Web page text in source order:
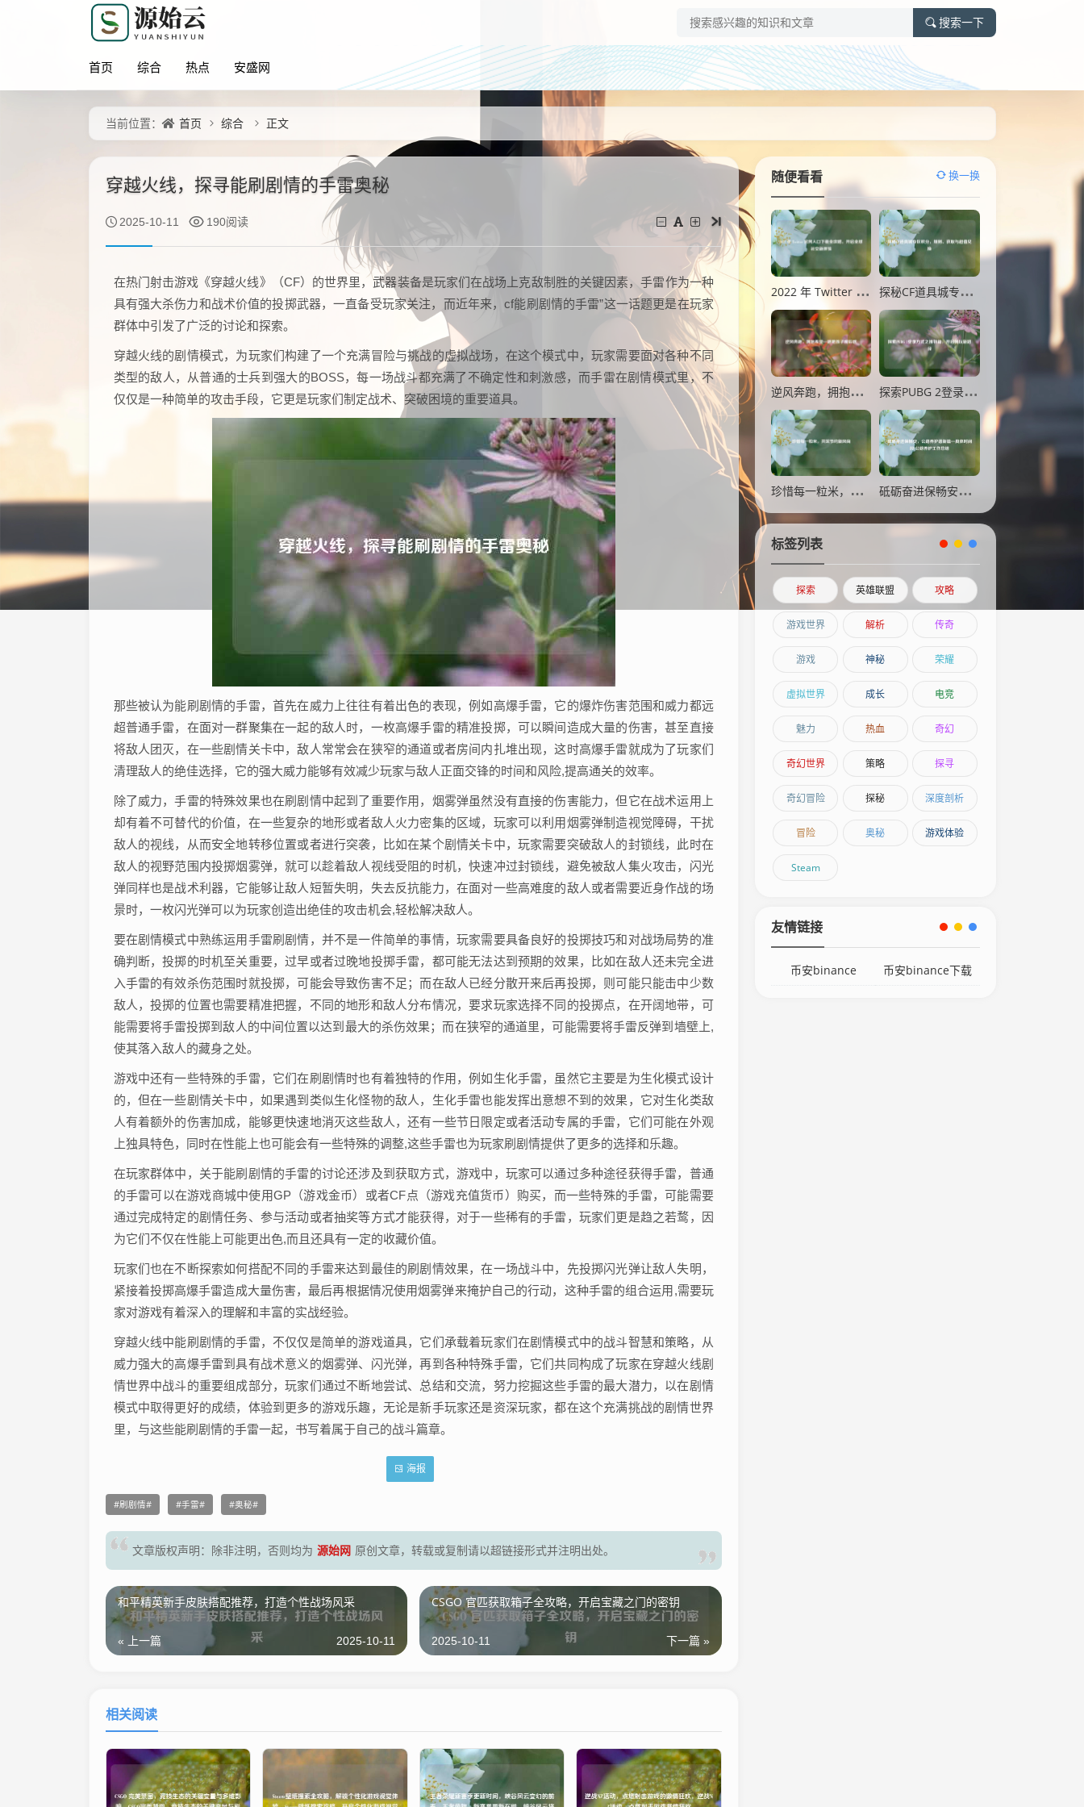
搜索一下
首页 综合 热点 安盛网
当前位置： 首页 综合 正文
穿越火线，探寻能刷剧情的手雷奥秘
2025-10-11 190阅读
在热门射击游戏《穿越火线》（CF）的世界里，武器装备是玩家们在战场上克敌制胜的关键因素，手雷作为一种
具有强大杀伤力和战术价值的投掷武器，一直备受玩家关注，而近年来，cf能刷剧情的手雷”这一话题更是在玩家
群体中引发了广泛的讨论和探索。
穿越火线的剧情模式，为玩家们构建了一个充满冒险与挑战的虚拟战场，在这个模式中，玩家需要面对各种不同
类型的敌人，从普通的士兵到强大的BOSS，每一场战斗都充满了不确定性和刺激感，而手雷在剧情模式里，不
仅仅是一种简单的攻击手段，它更是玩家们制定战术、突破困境的重要道具。
那些被认为能刷剧情的手雷，首先在威力上往往有着出色的表现，例如高爆手雷，它的爆炸伤害范围和威力都远
超普通手雷，在面对一群聚集在一起的敌人时，一枚高爆手雷的精准投掷，可以瞬间造成大量的伤害，甚至直接
将敌人团灭，在一些剧情关卡中，敌人常常会在狭窄的通道或者房间内扎堆出现，这时高爆手雷就成为了玩家们
清理敌人的绝佳选择，它的强大威力能够有效减少玩家与敌人正面交锋的时间和风险,提高通关的效率。
除了威力，手雷的特殊效果也在刷剧情中起到了重要作用，烟雾弹虽然没有直接的伤害能力，但它在战术运用上
却有着不可替代的价值，在一些复杂的地形或者敌人火力密集的区域，玩家可以利用烟雾弹制造视觉障碍，干扰
敌人的视线，从而安全地转移位置或者进行突袭，比如在某个剧情关卡中，玩家需要突破敌人的封锁线，此时在
敌人的视野范围内投掷烟雾弹，就可以趁着敌人视线受阻的时机，快速冲过封锁线，避免被敌人集火攻击，闪光
弹同样也是战术利器，它能够让敌人短暂失明，失去反抗能力，在面对一些高难度的敌人或者需要近身作战的场
景时，一枚闪光弹可以为玩家创造出绝佳的攻击机会,轻松解决敌人。
要在剧情模式中熟练运用手雷刷剧情，并不是一件简单的事情，玩家需要具备良好的投掷技巧和对战场局势的准
确判断，投掷的时机至关重要，过早或者过晚地投掷手雷，都可能无法达到预期的效果，比如在敌人还未完全进
入手雷的有效杀伤范围时就投掷，可能会导致伤害不足；而在敌人已经分散开来后再投掷，则可能只能击中少数
敌人，投掷的位置也需要精准把握，不同的地形和敌人分布情况，要求玩家选择不同的投掷点，在开阔地带，可
能需要将手雷投掷到敌人的中间位置以达到最大的杀伤效果；而在狭窄的通道里，可能需要将手雷反弹到墙壁上,
使其落入敌人的藏身之处。
游戏中还有一些特殊的手雷，它们在刷剧情时也有着独特的作用，例如生化手雷，虽然它主要是为生化模式设计
的，但在一些剧情关卡中，如果遇到类似生化怪物的敌人，生化手雷也能发挥出意想不到的效果，它对生化类敌
人有着额外的伤害加成，能够更快速地消灭这些敌人，还有一些节日限定或者活动专属的手雷，它们可能在外观
上独具特色，同时在性能上也可能会有一些特殊的调整,这些手雷也为玩家刷剧情提供了更多的选择和乐趣。
在玩家群体中，关于能刷剧情的手雷的讨论还涉及到获取方式，游戏中，玩家可以通过多种途径获得手雷，普通
的手雷可以在游戏商城中使用GP（游戏金币）或者CF点（游戏充值货币）购买，而一些特殊的手雷，可能需要
通过完成特定的剧情任务、参与活动或者抽奖等方式才能获得，对于一些稀有的手雷，玩家们更是趋之若鹜，因
为它们不仅在性能上可能更出色,而且还具有一定的收藏价值。
玩家们也在不断探索如何搭配不同的手雷来达到最佳的刷剧情效果，在一场战斗中，先投掷闪光弹让敌人失明，
紧接着投掷高爆手雷造成大量伤害，最后再根据情况使用烟雾弹来掩护自己的行动，这种手雷的组合运用,需要玩
家对游戏有着深入的理解和丰富的实战经验。
穿越火线中能刷剧情的手雷，不仅仅是简单的游戏道具，它们承载着玩家们在剧情模式中的战斗智慧和策略，从
威力强大的高爆手雷到具有战术意义的烟雾弹、闪光弹，再到各种特殊手雷，它们共同构成了玩家在穿越火线剧
情世界中战斗的重要组成部分，玩家们通过不断地尝试、总结和交流，努力挖掘这些手雷的最大潜力，以在剧情
模式中取得更好的成绩，体验到更多的游戏乐趣，无论是新手玩家还是资深玩家，都在这个充满挑战的剧情世界
里，与这些能刷剧情的手雷一起，书写着属于自己的战斗篇章。
海报
刷剧情 手雷 奥秘
文章版权声明：除非注明，否则均为 源始网 原创文章，转载或复制请以超链接形式并注明出处。
和平精英新手皮肤搭配推荐，打造个性战场风采
« 上一篇 2025-10-11
CSGO 官匹获取箱子全攻略，开启宝藏之门的密钥
下一篇 »
2025-10-11
相关阅读
随便看看 换一换
2022 年 Twitter 官网入口下载全攻略，开启全球社交新体验 探秘CF道具城专区积分，规则、获取与超值兑换
逆风奔跑，拥抱希望—跑吧孩子观后感 探索PUBG 2登录方式之推特篇，开启畅玩新路径
珍惜每一粒米，共筑节约新风尚 砥砺奋进保畅安，公路养护谱新篇—具体时间段]公路养护工作总结
标签列表
探索 英雄联盟 攻略
游戏世界 解析 传奇
游戏 神秘 荣耀
虚拟世界 成长 电竞
魅力 热血 奇幻
奇幻世界 策略 探寻
奇幻冒险 探秘 深度剖析
冒险 奥秘 游戏体验
Steam
友情链接
币安binance 币安binance下载